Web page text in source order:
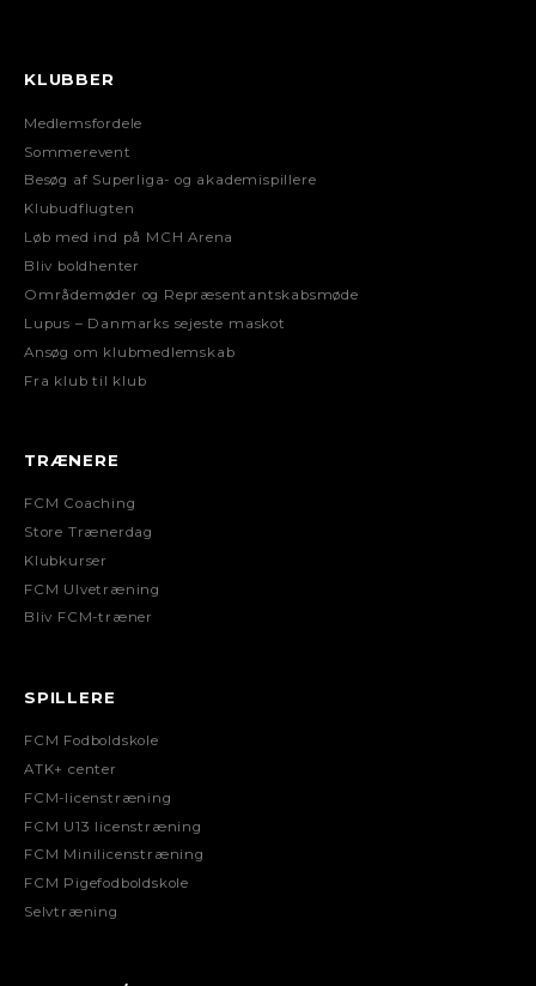
KLUBBER
Medlemsfordele
Sommerevent
Besøg af Superliga- og akademispillere
Klubudflugten
Løb med ind på MCH Arena
Bliv boldhenter
Områdemøder og Repræsentantskabsmøde
Lupus – Danmarks sejeste maskot
Ansøg om klubmedlemskab
Fra klub til klub
TRÆNERE
FCM Coaching
Store Trænerdag
Klubkurser
FCM Ulvetræning
Bliv FCM-træner
SPILLERE
FCM Fodboldskole
ATK+ center
FCM-licenstræning
FCM U13 licenstræning
FCM Minilicenstræning
FCM Pigefodboldskole
Selvtræning